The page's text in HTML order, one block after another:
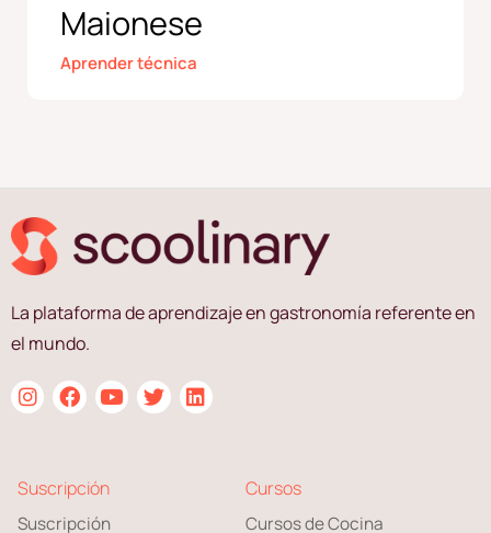
Maionese
Aprender técnica
La plataforma de aprendizaje en gastronomía referente en
el mundo.
Suscripción
Suscripción
Cursos
Cursos de Cocina